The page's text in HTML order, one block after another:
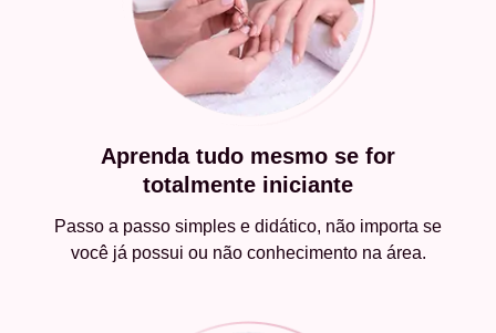
Aprenda tudo mesmo se for
totalmente iniciante
Passo a passo simples e didático, não importa se
você já possui ou não conhecimento na área.